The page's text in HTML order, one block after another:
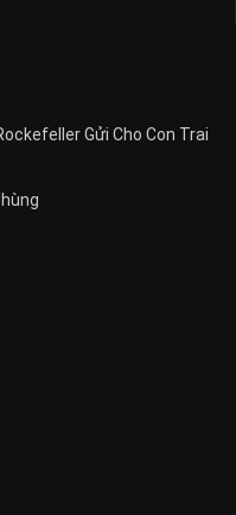
Gửi Cho Con Trai